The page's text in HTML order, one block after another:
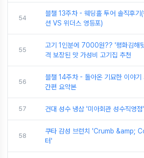
54
블챌 13주차 - 웨딩홀 투어 솔직후기
션 VS 위더스 영등포)
55
고기 1인분에 7000원?? '평화김해
격 보장된 맛 가성비 고기집 추천
56
블챌 14주차 - 돌아온 기묘한 이야
간편 요약본
57 건대 성수 냉삼 '미아회관 성수직영점'
58
쿠타 감성 브런치 'Crumb &amp;
터'